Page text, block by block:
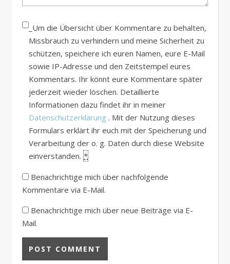
_Um die Übersicht über Kommentare zu behalten,
Missbrauch zu verhindern und meine Sicherheit zu
schützen, speichere ich euren Namen, eure E-Mail
sowie IP-Adresse und den Zeitstempel eures
Kommentars. Ihr könnt eure Kommentare später
jederzeit wieder löschen. Detaillierte
Informationen dazu findet ihr in meiner
Datenschutzerklärung . Mit der Nutzung dieses
Formulars erklärt ihr euch mit der Speicherung und
Verarbeitung der o. g. Daten durch diese Website
einverstanden. *
Benachrichtige mich über nachfolgende
Kommentare via E-Mail.
Benachrichtige mich über neue Beiträge via E-
Mail.